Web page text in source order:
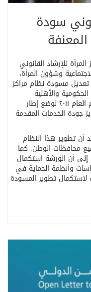
سودة
للإرشاد القانوني
وشؤون المرأة،
مسودة نظام مراكز
والأهلية
المختصة. تهدف المسودة إلى تطوير نظام العام ٢٠١١ لوضع إطار
جودة الخدمات المقدمة
أن تطوير هذا النظام
محافظات الوطن. كما
إلى أن الورشة استكمال
وأنظمة الحماية في
تطوير المسودة